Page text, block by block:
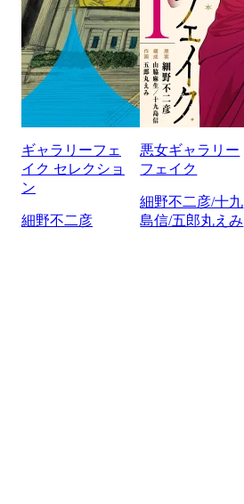
ギャラリーフェ
イク セレクショ
ン
細野不二彦
悪女ギャラリー
フェイク
細野不二彦/十九
島信/五郎丸えみ